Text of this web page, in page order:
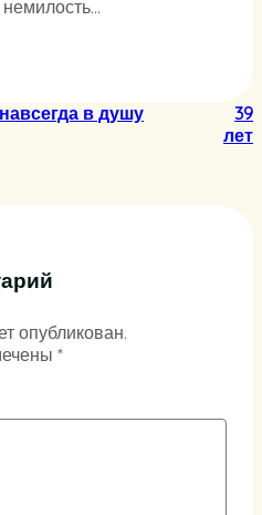
в душу
39
лет
опубликован.
*